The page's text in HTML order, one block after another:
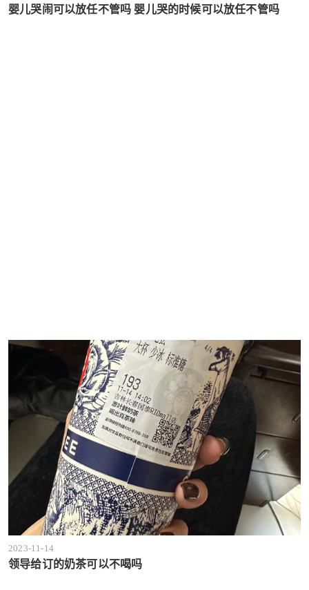
婴儿哭闹可以放任不管吗 婴儿哭的时候可以放任不管吗
2023-11-14
领导给订的奶茶可以不喝吗